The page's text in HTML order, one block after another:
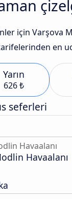
için Varşova
en
Yarın
626 ₺
seferleri
Havaalanı
Havaalanı